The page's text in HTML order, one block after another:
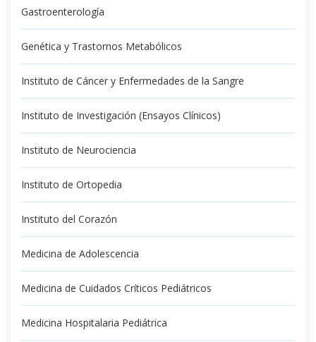
Gastroenterología
Genética y Trastornos Metabólicos
Instituto de Cáncer y Enfermedades de la Sangre
Instituto de Investigación (Ensayos Clínicos)
Instituto de Neurociencia
Instituto de Ortopedia
Instituto del Corazón
Medicina de Adolescencia
Medicina de Cuidados Críticos Pediátricos
Medicina Hospitalaria Pediátrica